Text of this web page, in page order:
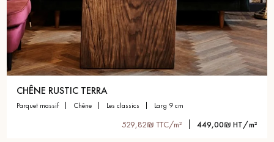
CHÊNE RUSTIC TERRA
parquet massif chêne les classics larg 9 cm
529,82₪ TTC/m² 449,00₪ HT/m²